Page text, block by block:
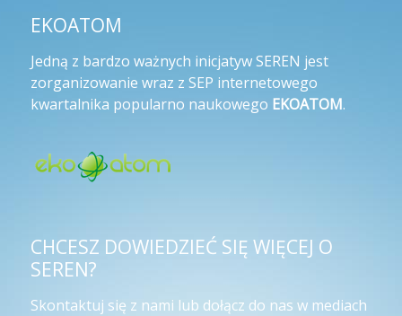
EKOATOM
Jedną z bardzo ważnych inicjatyw SEREN jest
zorganizowanie wraz z SEP internetowego
kwartalnika popularno naukowego EKOATOM.
CHCESZ DOWIEDZIEĆ SIĘ WIĘCEJ O
SEREN?
Skontaktuj się z nami lub dołącz do nas w mediach